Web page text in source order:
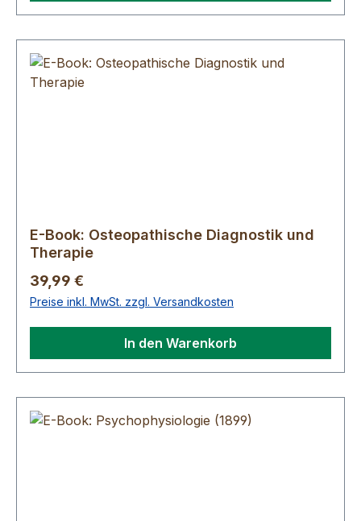
E-Book: Osteopathische Diagnostik und
Therapie
Regulärer Preis:
39,99 €
Preise inkl. MwSt. zzgl. Versandkosten
In den Warenkorb